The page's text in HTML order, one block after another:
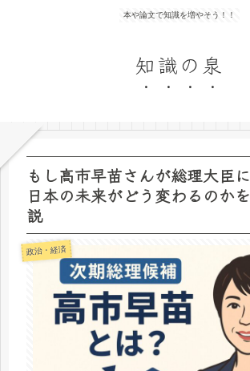
本や論文で知識を増やそう！！
知識の泉
もし高市早苗さんが総理大臣
日本の未来がどう変わるのか
説
政治・経済